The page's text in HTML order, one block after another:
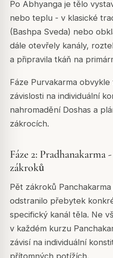
Po Abhyanga je tělo
nebo teplu - v klasické
(Bashpa Sveda) nebo
dále otevřely kanály,
a připravila tkáň na
Fáze Purvakarma
závislosti na individuální
nahromadění Doshas a
zákrocích.
Fáze 2:
zákroků
Pět zákroků
odstranilo přebytek
specifický kanál těla. Ne
v každém kurzu
závisí na individuální